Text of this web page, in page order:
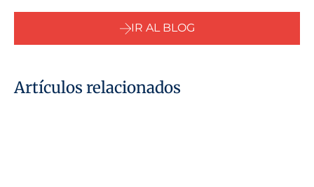
IR AL BLOG
Artículos relacionados